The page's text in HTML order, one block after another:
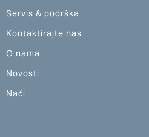
Servis & podrška
Kontaktirajte nas
O nama
Novosti
Naći